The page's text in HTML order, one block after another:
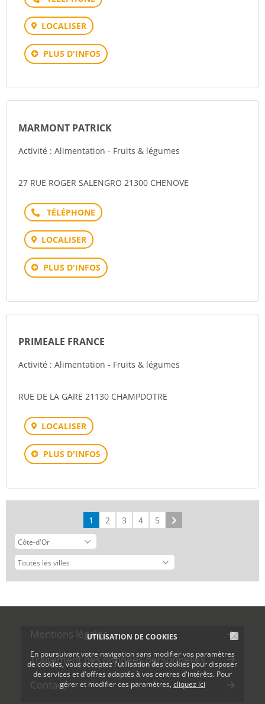
UTILISATION DE COOKIES
En poursuivant votre navigation sans modifier vos paramètres
de cookies, vous acceptez l'utilisation des cookies pour disposer
de services et d'offres adaptés à vos centres d'intérêts. Pour
gérer et modifier ces paramètres, cliquez ici
LOCALISER
PLUS D'INFOS
MARMONT PATRICK
Activité : Alimentation - Fruits & légumes
27 RUE ROGER SALENGRO 21300 CHENOVE
Téléphone
LOCALISER
PLUS D'INFOS
PRIMEALE FRANCE
Activité : Alimentation - Fruits & légumes
RUE DE LA GARE 21130 CHAMPDOTRE
LOCALISER
PLUS D'INFOS
1 2 3 4 5
Mentions légales
Traitement des données personnelles
Contact